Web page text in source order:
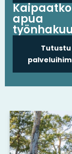
Kaipaatko
apua
Tutustu